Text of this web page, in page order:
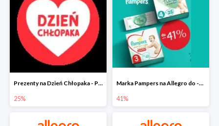
Prezenty na Dzień Chłopaka - Produkty SOXO do -25%
25%
Marka Pampers na Allegro do -41%
41%